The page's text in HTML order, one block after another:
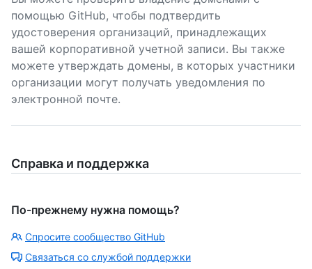
помощью GitHub, чтобы подтвердить
удостоверения организаций, принадлежащих
вашей корпоративной учетной записи. Вы также
можете утверждать домены, в которых участники
организации могут получать уведомления по
электронной почте.
Справка и поддержка
По-прежнему нужна помощь?
Спросите сообщество GitHub
Связаться со службой поддержки